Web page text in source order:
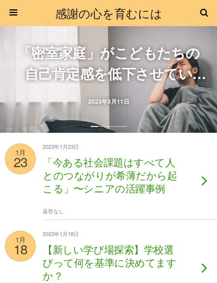
感謝の心を育むには
2023年3月11日
「密室家庭」がこどもたちの
自己肯定感を低下させてい
る！
1月
23
2023年1月23日
「今ある社会課題はすべて人
とのつながりが希薄だから起
こる」〜シニアの活躍事例
返答なし
1月
18
2023年1月18日
【新しい学び場探索】学校選
びって何を基準に決めてます
か？